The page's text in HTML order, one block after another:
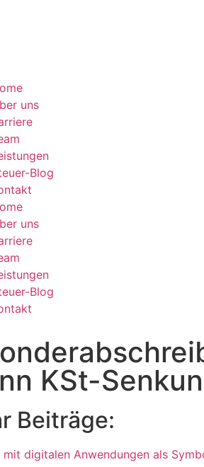
uns
Blog
uns
Blog
KSt-
Beiträge: